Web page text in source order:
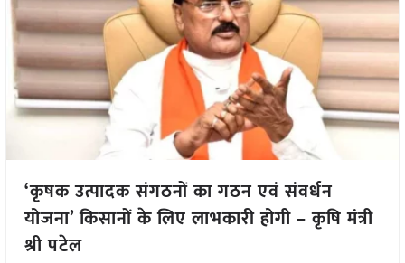
‘कृषक उत्पादक संगठनों का गठन एवं संवर्धन
योजना’ किसानों के लिए लाभकारी होगी – कृषि मंत्री
श्री पटेल